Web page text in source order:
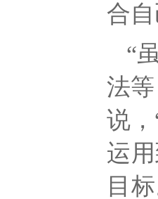
合
“
法
说
运
目